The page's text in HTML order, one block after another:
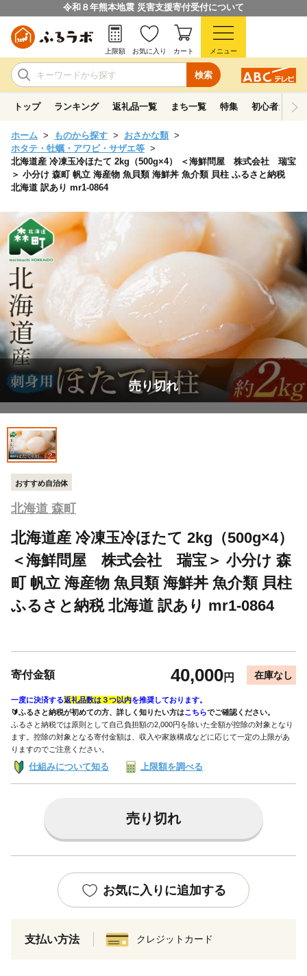
令和８年熊本地震 災害支援寄付受付について
検索
上限額 お気に入り カート メニュー
トップ ランキング 返礼品一覧 まち一覧 特集 初心者ガイド
ホーム ものから探す
おさかな類
ホタテ・牡蠣・アワビ・サザエ等
北海道産 冷凍玉冷ほたて 2kg（500g×4） ＜海鮮問屋 株式会社 瑞宝
＞ 小分け 森町 帆立 海産物 魚貝類 海鮮丼 魚介類 貝柱 ふるさと納税
北海道 訳あり mr1-0864
売り切れ
おすすめ自治体
北海道 森町
北海道産 冷凍玉冷ほたて 2kg（500g×4）
＜海鮮問屋 株式会社 瑞宝＞ 小分け 森
町 帆立 海産物 魚貝類 海鮮丼 魚介類 貝柱
ふるさと納税 北海道 訳あり mr1-0864
寄付金額 40,000円 在庫なし
一度に決済する返礼品数は３つ以内を推奨しております。
🔰ふるさと納税が初めての方、詳しく知りたい方はこちらでご確認ください。
ふるさと納税では原則として自己負担額の2,000円を除いた全額が控除の対象となり
ます。控除の対象となる寄付金額は、収入や家族構成などに応じて一定の上限があ
りますのでご注意ください。
仕組みについて知る 上限額を調べる
売り切れ
お気に入りに追加する
支払い方法 クレジットカード